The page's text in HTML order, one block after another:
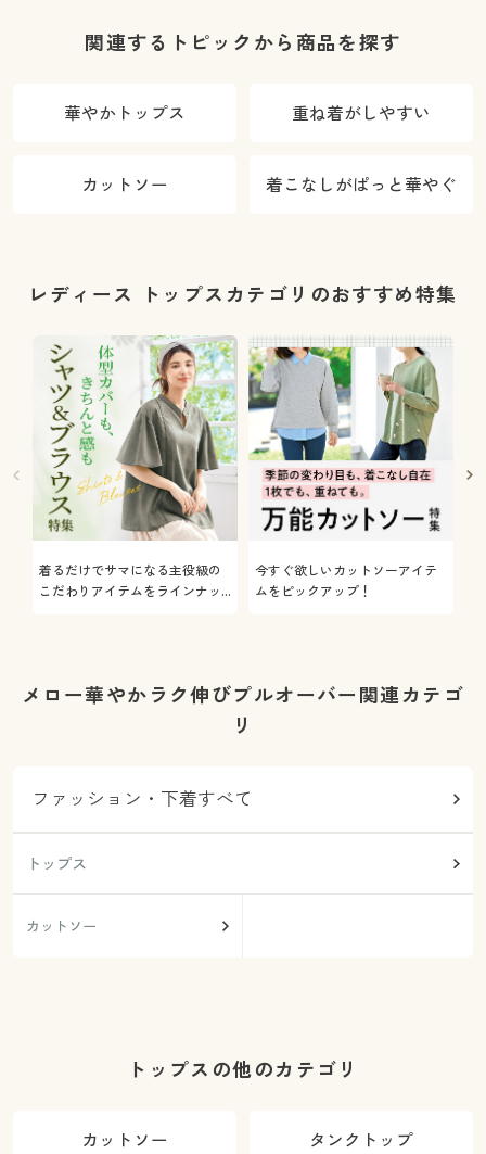
関連するトピックから商品を探す
華やかトップス 重ね着がしやすい
カットソー 着こなしがぱっと華やぐ
レディース トップスカテゴリのおすすめ特集
着るだけでサマになる主役級の
こだわりアイテムをラインナッ
今すぐ欲しいカットソーアイテ
ムをピックアップ！
メロー華やかラク伸びプルオーバー関連カテゴ
リ
ファッション・下着すべて
トップス
カットソー
トップスの他のカテゴリ
カットソー タンクトップ